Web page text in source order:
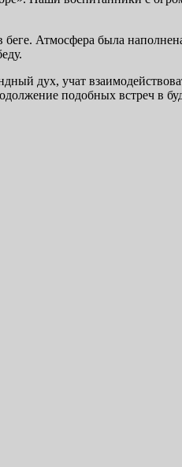
Атмосфера была
дух, учат
подобных встреч в